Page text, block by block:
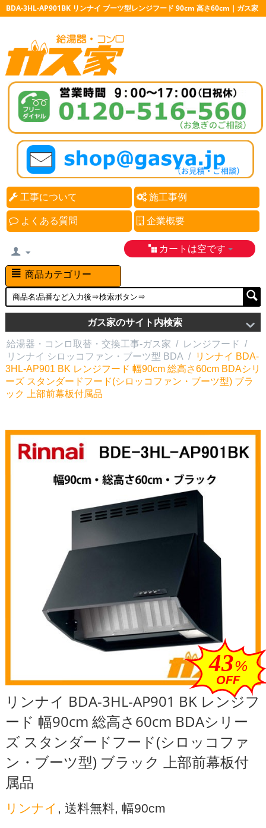
BDA-3HL-AP901BK リンナイ ブーツ型レンジフード 90cm 高さ60cm｜ガス家
工事について 施工事例
よくある質問 企業概要
カートは空です
商品カテゴリー
ガス家のサイト内検索
給湯器・コンロ取替・交換工事-ガス家 / レンジフード /
リンナイ シロッコファン・ブーツ型 BDA /
リンナイ BDA-
3HL-AP901 BK レンジフード 幅90cm 総高さ60cm BDAシリ
ーズ スタンダードフード(シロッコファン・ブーツ型) ブラ
ック 上部前幕板付属品
43%
OFF
リンナイ BDA-3HL-AP901 BK レンジフ
ード 幅90cm 総高さ60cm BDAシリー
ズ スタンダードフード(シロッコファ
ン・ブーツ型) ブラック 上部前幕板付
属品
リンナイ , 送料無料, 幅90cm